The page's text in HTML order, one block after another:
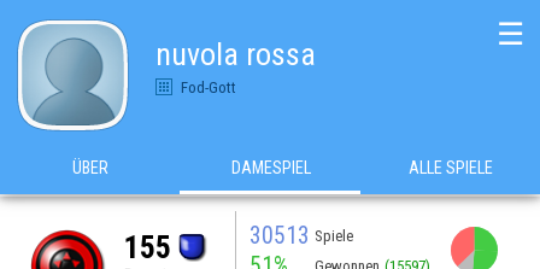
nuvola rossa
Fod-Gott
☰
ÜBER DAMESPIEL ALLE SPIELE
155 30513 Spiele
Gewonnen (15597)